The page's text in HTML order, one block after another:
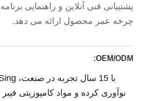
پشتیبانی فنی آنلاین و راهنمایی
چرخه عمر محصول ارائه می دهد.
OEM/ODM:
نوآوری کرده و مواد کامپوزیتی